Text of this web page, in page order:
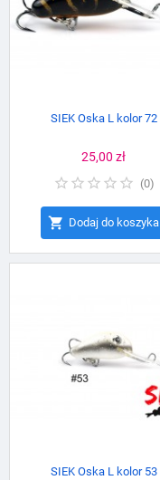
SIEK Oska L kolor 72
Cena
25,00 zł
(0)
 Dodaj do koszyka
SIEK Oska L kolor 53